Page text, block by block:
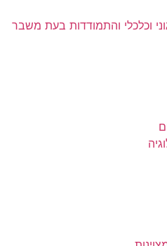
וכלכלי והתמודדות בעת משבר